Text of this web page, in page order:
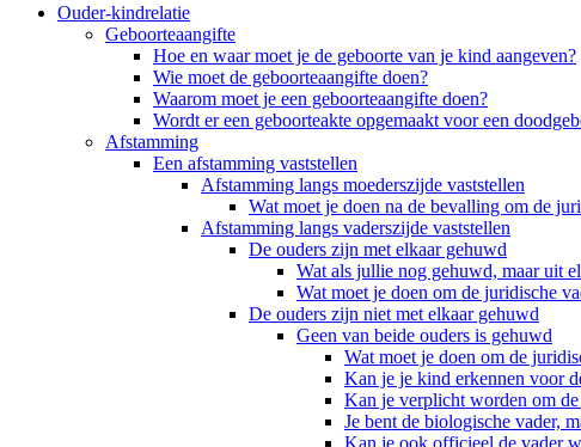
Ouder-kindrelatie
Geboorteaangifte
Hoe en waar moet je de geboorte van je kind aangeven?
Wie moet de geboorteaangifte doen?
Waarom moet je een geboorteaangifte doen?
Wordt er een geboorteakte opgemaakt voor een
Afstamming
Een afstamming vaststellen
Afstamming langs moederszijde vaststellen
Wat moet je doen na de bevalling om de
Afstamming langs vaderszijde vaststellen
De ouders zijn met elkaar gehuwd
Wat als jullie nog gehuwd, maar uit
Wat moet je doen om de juridische
De ouders zijn niet met elkaar gehuwd
Geen van beide ouders is gehuwd
Wat moet je doen om de
Kan je je kind erkennen voor
Kan je verplicht worden om
Je bent de biologische vader,
Kan je ook officieel de vader